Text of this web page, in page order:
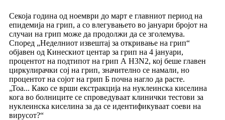
Секоја година од ноември до март е главниот период на
епидемија на грип, а со влегувањето во јануари бројот на
случаи на грип може да продолжи да се зголемува.
Според „Неделниот извештај за откривање на грип“
објавен од Кинескиот центар за грип на 4 јануари,
процентот на подтипот на грип А H3N2, кој беше главен
циркулирачки сој на грип, значително се намали, но
процентот на сојот на грип Б почна нагло да расте.
„Тоа... Како се врши екстракција на нуклеинска киселина
кога во болниците се спроведуваат клинички тестови за
нуклеинска киселина за да се идентификуваат соеви на
вирусот?“